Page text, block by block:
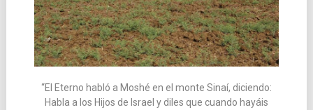
“El Eterno habló a Moshé en el monte Sinaí, diciendo:
Habla a los Hijos de Israel y diles que cuando hayáis